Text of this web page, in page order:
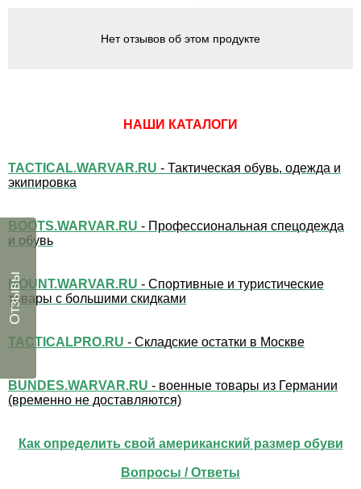
Нет отзывов об этом продукте
НАШИ КАТАЛОГИ
TACTICAL.WARVAR.RU - Тактическая обувь, одежда и
экипировка
BOOTS.WARVAR.RU - Профессиональная спецодежда
и обувь
MOUNT.WARVAR.RU - Спортивные и туристические
товары с большими скидками
TACTICALPRO.RU - Складские остатки в Москве
BUNDES.WARVAR.RU - военные товары из Германии
(временно не доставляются)
Как определить свой американский размер обуви
Вопросы / Ответы
Отзывы